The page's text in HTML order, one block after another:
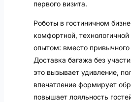
первого визита.
Роботы в гостиничном
комфортной,
опытом: вместо
Доставка багажа без
это вызывает удивление,
впечатление формирует
повышает лояльность